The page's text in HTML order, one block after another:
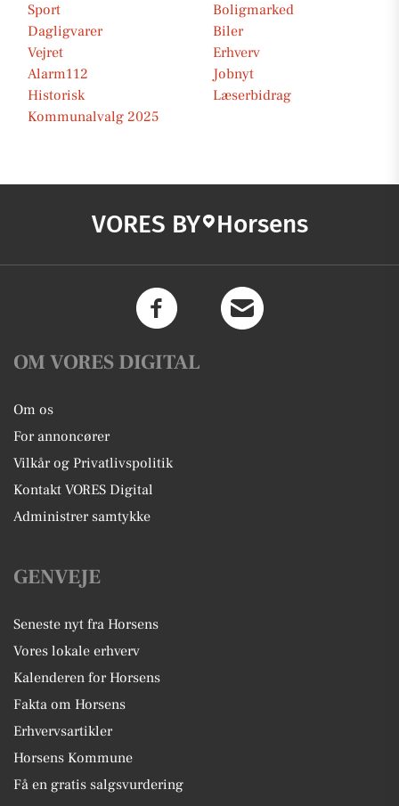
Sport
Boligmarked
Dagligvarer
Biler
Vejret
Erhverv
Alarm112
Jobnyt
Historisk
Læserbidrag
Kommunalvalg 2025
VORES BY Horsens
OM VORES DIGITAL
Om os
For annoncører
Vilkår og Privatlivspolitik
Kontakt VORES Digital
Administrer samtykke
GENVEJE
Seneste nyt fra Horsens
Vores lokale erhverv
Kalenderen for Horsens
Fakta om Horsens
Erhvervsartikler
Horsens Kommune
Få en gratis salgsvurdering